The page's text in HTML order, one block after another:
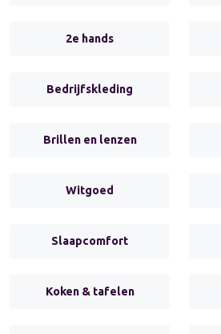
2e hands
Bedrijfskleding
Brillen en lenzen
Witgoed
Slaapcomfort
Koken & tafelen